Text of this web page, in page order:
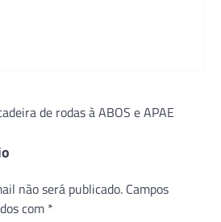
de rodas à ABOS e APAE
não será publicado. Campos
com *